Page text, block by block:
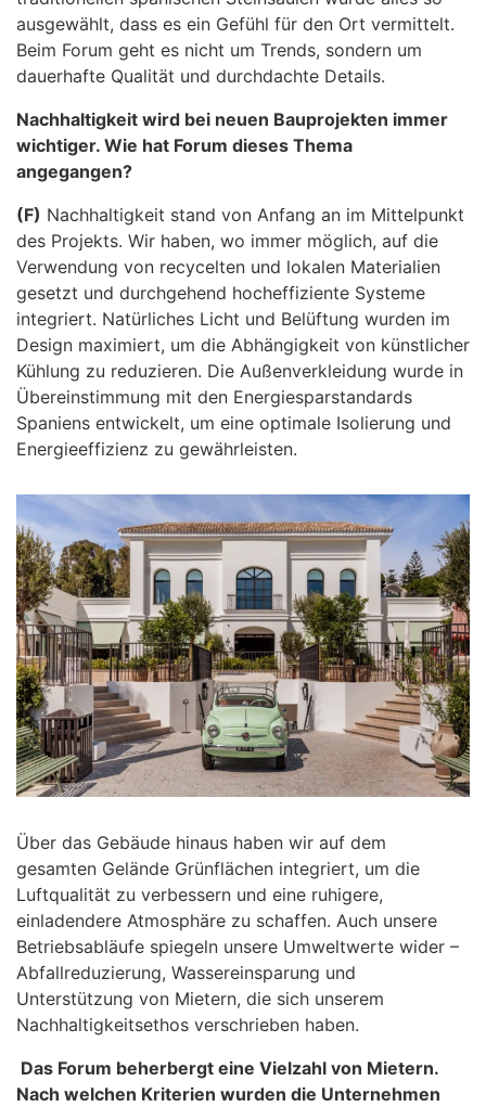
ausgewählt, dass es ein Gefühl für den Ort vermittelt.
Beim Forum geht es nicht um Trends, sondern um
dauerhafte Qualität und durchdachte Details.
Nachhaltigkeit wird bei neuen Bauprojekten immer
wichtiger. Wie hat Forum dieses Thema
angegangen?
(F) Nachhaltigkeit stand von Anfang an im Mittelpunkt
des Projekts. Wir haben, wo immer möglich, auf die
Verwendung von recycelten und lokalen Materialien
gesetzt und durchgehend hocheffiziente Systeme
integriert. Natürliches Licht und Belüftung wurden im
Design maximiert, um die Abhängigkeit von künstlicher
Kühlung zu reduzieren. Die Außenverkleidung wurde in
Übereinstimmung mit den Energiesparstandards
Spaniens entwickelt, um eine optimale Isolierung und
Energieeffizienz zu gewährleisten.
Über das Gebäude hinaus haben wir auf dem
gesamten Gelände Grünflächen integriert, um die
Luftqualität zu verbessern und eine ruhigere,
einladendere Atmosphäre zu schaffen. Auch unsere
Betriebsabläufe spiegeln unsere Umweltwerte wider –
Abfallreduzierung, Wassereinsparung und
Unterstützung von Mietern, die sich unserem
Nachhaltigkeitsethos verschrieben haben.
Das Forum beherbergt eine Vielzahl von Mietern.
Nach welchen Kriterien wurden die Unternehmen